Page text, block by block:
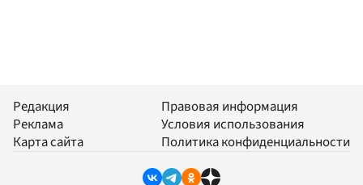
Редакция
Реклама
Карта сайта
Правовая информация
Условия использования
Политика конфиденциальности